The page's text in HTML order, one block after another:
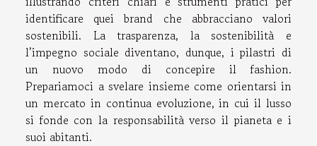
identificare quei brand che abbracciano valori
sostenibili. La trasparenza, la sostenibilità e
l’impegno sociale diventano, dunque, i pilastri di
un nuovo modo di concepire il fashion.
Prepariamoci a svelare insieme come orientarsi in
un mercato in continua evoluzione, in cui il lusso
si fonde con la responsabilità verso il pianeta e i
suoi abitanti.